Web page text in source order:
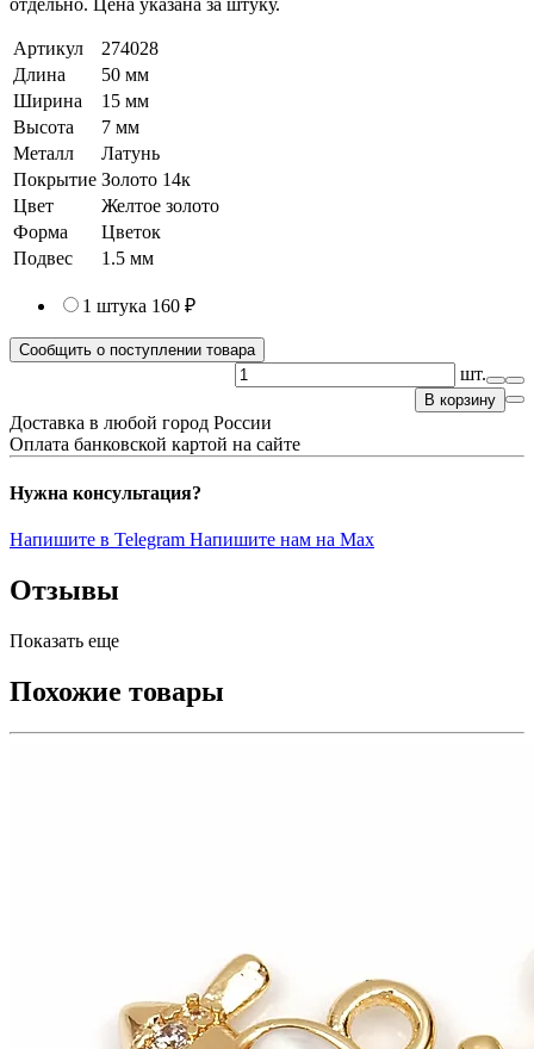
Артикул
274028
Длина
50 мм
Ширина
15 мм
Высота
7 мм
Металл
Латунь
Покрытие Золото 14к
Цвет
Желтое золото
Форма
Цветок
Подвес
1.5 мм
1 штука 160 ₽
Сообщить о поступлении товара
шт.
В корзину
Доставка в любой город России
Оплата банковской картой на сайте
Нужна консультация?
Напишите в Telegram Напишите нам на Max
Отзывы
Показать еще
Похожие товары